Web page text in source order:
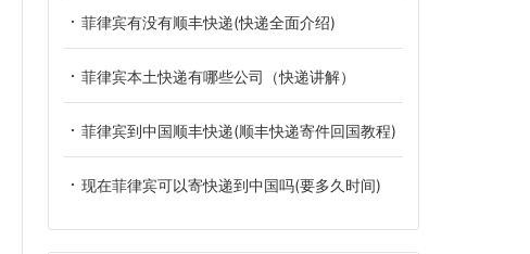
菲律宾有没有顺丰快递(快递全面介绍)
菲律宾本土快递有哪些公司（快递讲解）
菲律宾到中国顺丰快递(顺丰快递寄件回国教程)
现在菲律宾可以寄快递到中国吗(要多久时间)